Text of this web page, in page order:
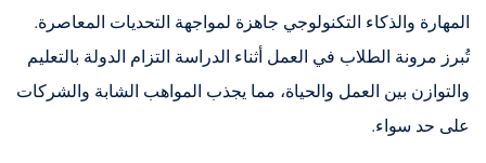
المهارة والذكاء التكنولوجي جاهزة لمواجهة التحديات المعاصرة.
تُبرز مرونة الطلاب في العمل أثناء الدراسة التزام الدولة بالتعليم
والتوازن بين العمل والحياة، مما يجذب المواهب الشابة والشركات
على حد سواء.